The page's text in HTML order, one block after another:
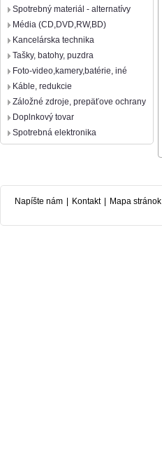
Spotrebný materiál - alternatívy
Média (CD,DVD,RW,BD)
Kancelárska technika
Tašky, batohy, puzdra
Foto-video,kamery,batérie, iné
Káble, redukcie
Záložné zdroje, prepäťove ochrany
Doplnkový tovar
Spotrebná elektronika
Napíšte nám | Kontakt | Mapa stránok